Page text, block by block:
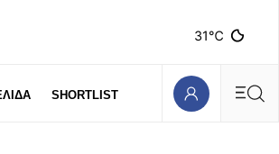
31℃
SHORTLIST